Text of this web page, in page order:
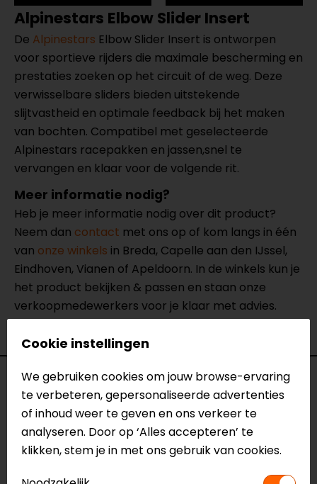
Alpinestars Elbow Slider Insert
De Alpinestars Elbow Slider Insert is ontworpen
voor sportieve rijders die maximale bescherming en
prestaties zoeken op het circuit of de weg. Deze
verwisselbare sliders bieden uitstekende
slijtvastheid en optimale feedback bij het maken
van bochten. Compatibel met geselecteerde
Alpinestars racepakken en jassen,snel te
vervangen en klaar voor de volgende rit.
Meer informatie nodig?
Heb je meer informatie nodig over dit product?
Neem dan contact met ons op of kom langs in één
van onze winkels in Breda, Capelle aan den IJssel,
Eindhoven, Vianen of Apeldoorn. In de winkels kun je
het product bekijken & passen en staan onze
verkoopmedewerkers voor je klaar met advies.
Bekijk onze andereelleboog protectoren.
Specificaties
Naam
Elleboog Slider Insert
Model
6450018
Merk
Alpinestars
Cookie instellingen
We gebruiken cookies om jouw browse-ervaring
te verbeteren, gepersonaliseerde advertenties
of inhoud weer te geven en ons verkeer te
analyseren. Door op ‘Alles accepteren’ te
klikken, stem je in met ons gebruik van cookies.